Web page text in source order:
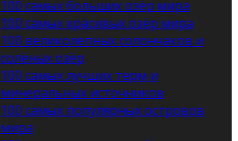
100 самых больших озёр мира
100 самых красивых озёр мира
100 великолепных солончаков и
солёных озёр
100 самых лучших терм и
минеральных источников
100 самых популярных островов
мира